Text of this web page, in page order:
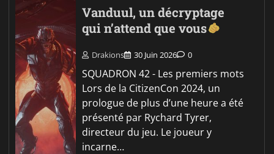
Vanduul, un décryptage
qui n’attend que vous
Drakions 30 Juin 2026 0
SQUADRON 42 - Les premiers mots
Lors de la CitizenCon 2024, un
prologue de plus d’une heure a été
présenté par Rychard Tyrer,
directeur du jeu. Le joueur y
incarne…